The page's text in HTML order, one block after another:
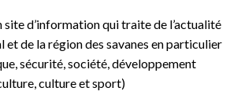
site d’information qui traite de l’actualité
et de la région des savanes en particulier
sécurité, société, développement
culture et sport)